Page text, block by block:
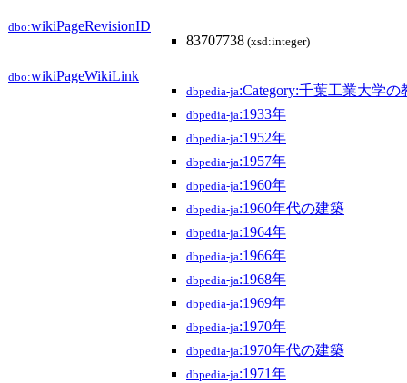
dbo:wikiPageRevisionID
83707738 (xsd:integer)
dbo:wikiPageWikiLink
dbpedia-ja:Category:千葉工業大学の
dbpedia-ja:1933年
dbpedia-ja:1952年
dbpedia-ja:1957年
dbpedia-ja:1960年
dbpedia-ja:1960年代の建築
dbpedia-ja:1964年
dbpedia-ja:1966年
dbpedia-ja:1968年
dbpedia-ja:1969年
dbpedia-ja:1970年
dbpedia-ja:1970年代の建築
dbpedia-ja:1971年